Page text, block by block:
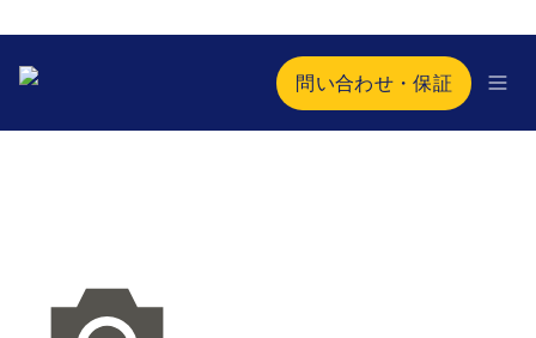
問い合わせ・保証